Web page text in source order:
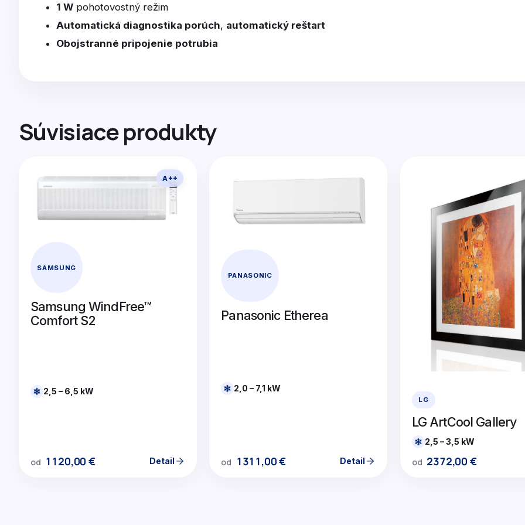
1 W pohotovostný režim
Automatická diagnostika porúch, automatický reštart
Obojstranné pripojenie potrubia
Súvisiace produkty
A++
SAMSUNG
Samsung WindFree™
Comfort S2
2,5 – 6,5 kW
od 1120,00€ Detail
PANASONIC
Panasonic Etherea
2,0 – 7,1 kW
od 1311,00€ Detail
LG
LG ArtCool Gallery
2,5 – 3,5 kW
od 2372,00 €